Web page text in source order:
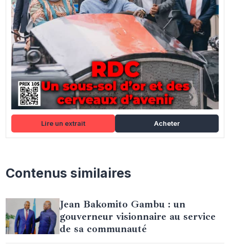
Lire un extrait Acheter
Contenus similaires
Jean Bakomito Gambu : un
gouverneur visionnaire au service
de sa communauté